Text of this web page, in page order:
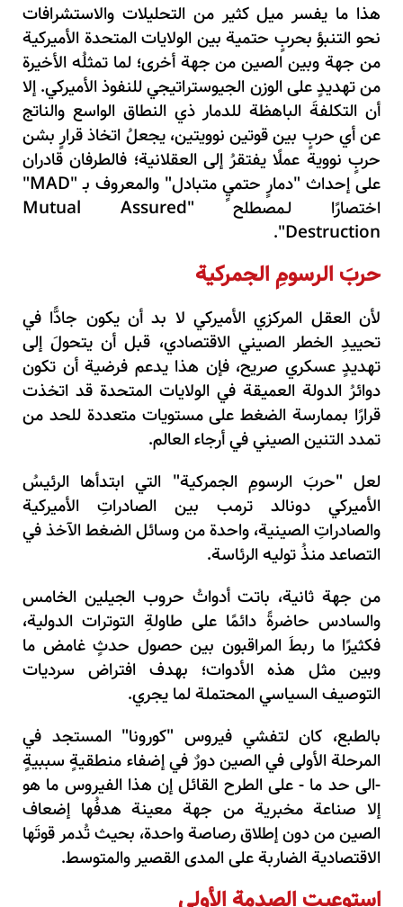
هذا ما يفسر ميل كثير من التحليلات والاستشرافات
نحو التنبؤ بحربٍ حتمية بين الولايات المتحدة الأميركية
من جهة وبين الصين من جهة أخرى؛ لما تمثلُه الأخيرة
من تهديدٍ على الوزن الجيوستراتيجي للنفوذ الأميركي. إلا
أن التكلفةَ الباهظة للدمار ذي النطاق الواسع والناتج
عن أي حربٍ بين قوتين نوويتين، يجعلُ اتخاذ قرارٍ بشن
حربٍ نووية عملًا يفتقرُ إلى العقلانية؛ فالطرفان قادران
على إحداث "دمارٍ حتميٍ متبادل" والمعروف بـ "MAD"
اختصارًا لـمصطلح "Mutual Assured
Destruction".
حربَ الرسومِ الجمركية
لأن العقل المركزي الأميركي لا بد أن يكون جادًّا في
تحييدِ الخطر الصيني الاقتصادي، قبل أن يتحولَ إلى
تهديدٍ عسكري صريح، فإن هذا يدعم فرضية أن تكون
دوائرُ الدولة العميقة في الولايات المتحدة قد اتخذت
قرارًا بممارسة الضغط على مستويات متعددة للحد من
تمدد التنين الصيني في أرجاء العالم.
لعل "حربَ الرسومِ الجمركية" التي ابتدأها الرئيسُ
الأميركي دونالد ترمب بين الصادراتِ الأميركية
والصادراتِ الصينية، واحدة من وسائل الضغط الآخذ في
التصاعد منذُ توليه الرئاسة.
من جهة ثانية، باتت أدواتُ حروب الجيلين الخامس
والسادس حاضرةً دائمًا على طاولةِ التوترات الدولية،
فكثيرًا ما ربطَ المراقبون بين حصول حدثٍ غامض ما
وبين مثل هذه الأدوات؛ بهدف افتراض سرديات
التوصيف السياسي المحتملة لما يجري.
بالطبع، كان لتفشي فيروس "كورونا" المستجد في
المرحلة الأولى في الصين دورٌ في إضفاء منطقيةٍ سببيةٍ
-الى حد ما - على الطرح القائل إن هذا الفيروس ما هو
إلا صناعة مخبرية من جهة معينة هدفُها إضعاف
الصين من دون إطلاق رصاصة واحدة، بحيث تُدمر قوتَها
الاقتصادية الضاربة على المدى القصير والمتوسط.